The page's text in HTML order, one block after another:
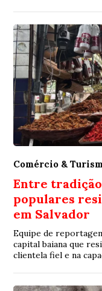
Comércio &
Entre tradição
populares
em Salvador
Equipe de
capital baiana que
clientela fiel e na